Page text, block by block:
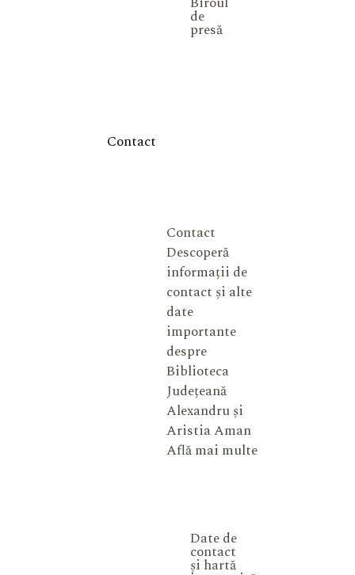
de
presă
Contact
Contact
Descoperă
informații de
contact și alte
date
importante
despre
Biblioteca
Județeană
Alexandru și
Aristia Aman
Află mai multe
Date de
contact
și hartă